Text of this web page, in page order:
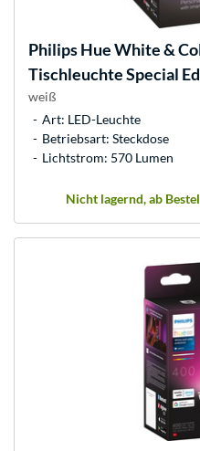
Philips HueWhite &
Tischleuchte Special
weiß
Art: LED-Leuchte
Betriebsart: Steckdose
Lichtstrom: 570 Lumen
Nicht lagernd, ab